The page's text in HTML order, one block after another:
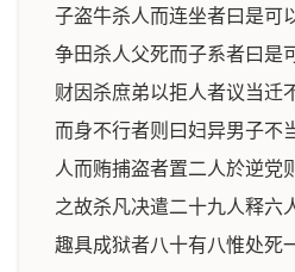
子盗牛杀人而连坐者曰是可
争田杀人父死而子系者曰是
财因杀庶弟以拒人者议当迁
而身不行者则曰妇异男子不
人而贿捕盗者置二人於逆党
之故杀凡决遣二十九人释六
趣具成狱者八十有八惟处死